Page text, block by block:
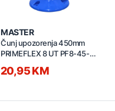
MASTER
Čunj upozorenja 450mm
PRIMEFLEX 8 UT PF8-45-
BL-ST plavo-sivi
20,95 KM